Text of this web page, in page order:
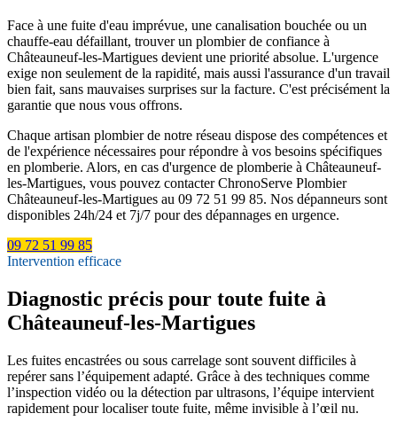
Face à une fuite d'eau imprévue, une canalisation bouchée ou un
chauffe-eau défaillant, trouver un plombier de confiance à
Châteauneuf-les-Martigues devient une priorité absolue. L'urgence
exige non seulement de la rapidité, mais aussi l'assurance d'un travail
bien fait, sans mauvaises surprises sur la facture. C'est précisément la
garantie que nous vous offrons.
Chaque artisan plombier de notre réseau dispose des compétences et
de l'expérience nécessaires pour répondre à vos besoins spécifiques
en plomberie. Alors, en cas d'urgence de plomberie à Châteauneuf-
les-Martigues, vous pouvez contacter ChronoServe Plombier
Châteauneuf-les-Martigues au 09 72 51 99 85. Nos dépanneurs sont
disponibles 24h/24 et 7j/7 pour des dépannages en urgence.
09 72 51 99 85
Intervention efficace
Diagnostic précis pour toute fuite à
Châteauneuf-les-Martigues
Les fuites encastrées ou sous carrelage sont souvent difficiles à
repérer sans l’équipement adapté. Grâce à des techniques comme
l’inspection vidéo ou la détection par ultrasons, l’équipe intervient
rapidement pour localiser toute fuite, même invisible à l’œil nu.